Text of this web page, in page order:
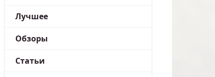
Лучшее
Обзоры
Статьи